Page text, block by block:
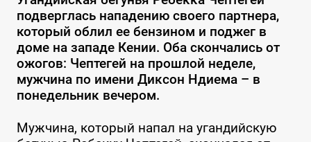
подверглась нападению своего партнера,
который облил ее бензином и поджег в
доме на западе Кении. Оба скончались от
ожогов: Чептегей на прошлой неделе,
мужчина по имени Диксон Ндиема – в
понедельник вечером.
Мужчина, который напал на угандийскую